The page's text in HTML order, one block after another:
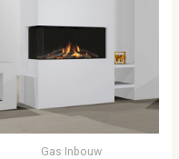
Gas Inbouw